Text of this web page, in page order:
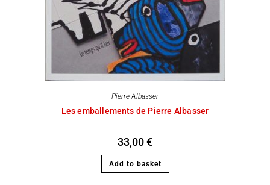
Pierre Albasser
Les emballements de Pierre Albasser
33,00€
Add to basket